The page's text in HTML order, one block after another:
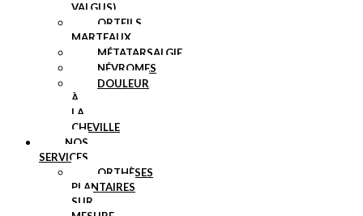
VALGUS)
ORTEILS
MARTEAUX
MÉTATARSALGIE
NÉVROMES
DOULEUR
À
LA
CHEVILLE
NOS
SERVICES
ORTHÈSES
PLANTAIRES
SUR